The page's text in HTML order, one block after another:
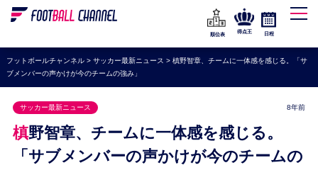
WEリーグ
海外サッカー
プレミアリーグ
ラ・リーガ
セリエA
ブンデスリーガ
順位表
得点王 日程
フットボールチャンネル> サッカー最新ニュース > 槙野智章、チームに一体感を感じる。「サ
ブメンバーの声かけが今のチームの強み」
サッカー最新ニュース 8年前
槙野智章、チームに一体感を感じる。
「サブメンバーの声かけが今のチームの